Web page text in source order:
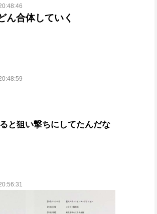
ん合体していく
と狙い撃ちにしてたんだな